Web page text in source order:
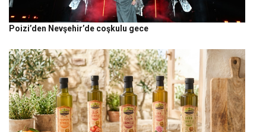
Poizi’den Nevşehir’de coşkulu gece